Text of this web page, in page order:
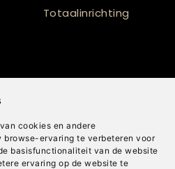
cookies en andere
ervaring te verbeteren voor
basisfunctionaliteit van de website
ervaring op de website te
Totaalinrichting